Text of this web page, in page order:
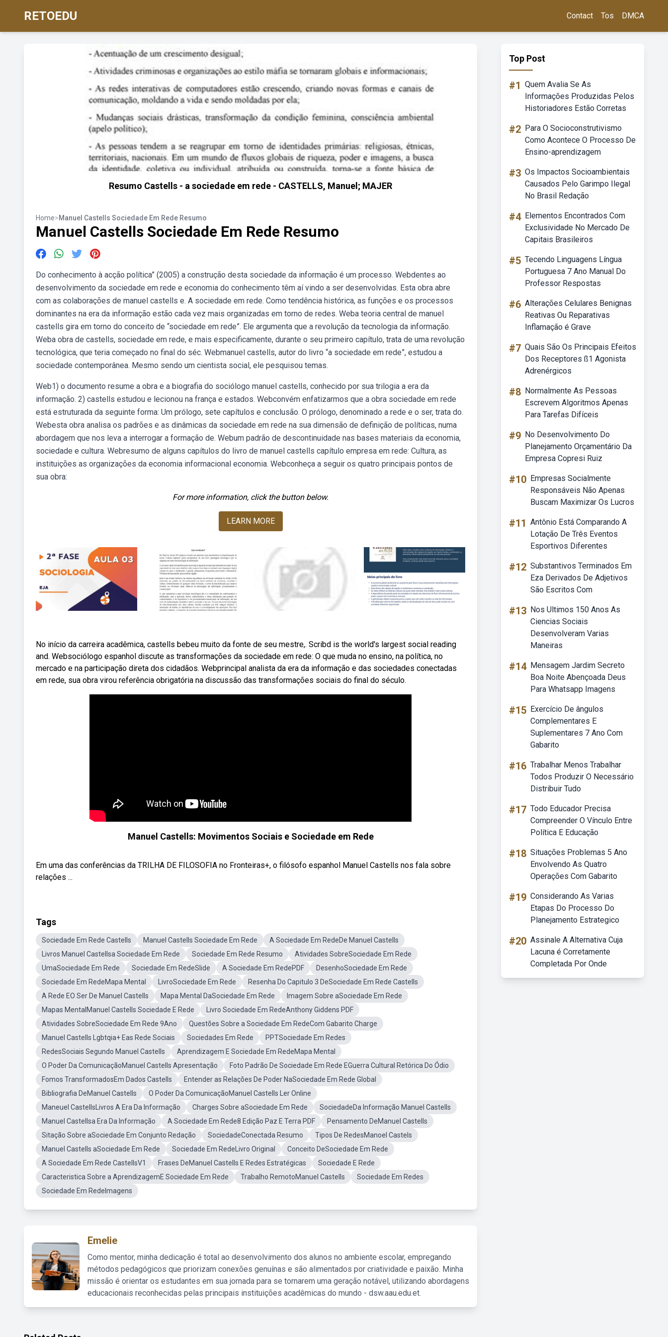
RETOEDU Contact Tos DMCA
Resumo Castells - a sociedade em rede - CASTELLS, Manuel; MAJER
Home>Manuel Castells Sociedade Em Rede Resumo
Manuel Castells Sociedade Em Rede Resumo
Do conhecimento à acção política” (2005) a construção desta sociedade da informação é um processo. Webdentes ao
desenvolvimento da sociedade em rede e economia do conhecimento têm aí vindo a ser desenvolvidas. Esta obra abre
com as colaborações de manuel castells e. A sociedade em rede. Como tendência histórica, as funções e os processos
dominantes na era da informação estão cada vez mais organizadas em torno de redes. Weba teoria central de manuel
castells gira em torno do conceito de “sociedade em rede”. Ele argumenta que a revolução da tecnologia da informação.
Weba obra de castells, sociedade em rede, e mais especificamente, durante o seu primeiro capítulo, trata de uma revolução
tecnológica, que teria começado no final do séc. Webmanuel castells, autor do livro “a sociedade em rede”, estudou a
sociedade contemporânea. Mesmo sendo um cientista social, ele pesquisou temas.
Web1) o documento resume a obra e a biografia do sociólogo manuel castells, conhecido por sua trilogia a era da
informação. 2) castells estudou e lecionou na frança e estados. Webconvém enfatizarmos que a obra sociedade em rede
está estruturada da seguinte forma: Um prólogo, sete capítulos e conclusão. O prólogo, denominado a rede e o ser, trata do.
Webesta obra analisa os padrões e as dinâmicas da sociedade em rede na sua dimensão de definição de políticas, numa
abordagem que nos leva a interrogar a formação de. Webum padrão de descontinuidade nas bases materiais da economia,
sociedade e cultura. Webresumo de alguns capítulos do livro de manuel castells capítulo empresa em rede: Cultura, as
instituições as organizações da economia informacional economia. Webconheça a seguir os quatro principais pontos de
sua obra:
For more information, click the button below.
LEARN MORE
No início da carreira acadêmica, castells bebeu muito da fonte de seu mestre,. Scribd is the world's largest social reading
and. Websociólogo espanhol discute as transformações da sociedade em rede: O que muda no ensino, na política, no
mercado e na participação direta dos cidadãos. Webprincipal analista da era da informação e das sociedades conectadas
em rede, sua obra virou referência obrigatória na discussão das transformações sociais do final do século.
Manuel Castells: Movimentos Sociais e Sociedade em Rede
Em uma das conferências da TRILHA DE FILOSOFIA no Fronteiras+, o filósofo espanhol Manuel Castells nos fala sobre
relações ...
Tags
Sociedade Em Rede Castells Manuel Castells Sociedade Em Rede
A Sociedade Em RedeDe Manuel Castells
Livros Manuel Castellsa Sociedade Em Rede
Sociedade Em Rede Resumo
Atividades SobreSociedade Em Rede
UmaSociedade Em Rede
Sociedade Em RedeSlide A Sociedade Em RedePDF
DesenhoSociedade Em Rede
Sociedade Em RedeMapa Mental
LivroSociedade Em Rede
Resenha Do Capitulo 3 DeSociedade Em Rede Castells
A Rede EO Ser De Manuel Castells
Mapa Mental DaSociedade Em Rede
Imagem Sobre aSociedade Em Rede
Mapas MentalManuel Castells Sociedade E Rede
Livro Sociedade Em RedeAnthony Giddens PDF
Atividades SobreSociedade Em Rede 9Ano
Questões Sobre a Sociedade Em RedeCom Gabarito Charge
Manuel Castells Lgbtqia+ Eas Rede Sociais
Sociedades Em Rede
PPTSociedade Em Redes
RedesSociais Segundo Manuel Castells
Aprendizagem E Sociedade Em RedeMapa Mental
O Poder Da ComunicaçãoManuel Castells Apresentação
Foto Padrão De Sociedade Em Rede EGuerra Cultural Retórica Do Ódio
Fomos TransformadosEm Dados Castells
Entender as Relações De Poder NaSociedade Em Rede Global
Bibliografia DeManuel Castells
O Poder Da ComunicaçãoManuel Castells Ler Online
Maneuel CastellsLivros A Era Da Informação
Charges Sobre aSociedade Em Rede
SociedadeDa Informação Manuel Castells
Manuel Castellsa Era Da Informação
A Sociedade Em Rede8 Edição Paz E Terra PDF
Pensamento DeManuel Castells
Sitação Sobre aSociedade Em Conjunto Redação
SociedadeConectada Resumo
Tipos De RedesManoel Castels
Manuel Castells aSociedade Em Rede
Sociedade Em RedeLivro Original
Conceito DeSociedade Em Rede
A Sociedade Em Rede CastellsV1
Frases DeManuel Castells E Redes Estratégicas
Sociedade E Rede
Caracteristica Sobre a AprendizagemE Sociedade Em Rede
Trabalho RemotoManuel Castells
Sociedade Em Redes
Sociedade Em RedeImagens
Emelie
Como mentor, minha dedicação é total ao desenvolvimento dos alunos no ambiente escolar, empregando
métodos pedagógicos que priorizam conexões genuínas e são alimentados por criatividade e paixão. Minha
missão é orientar os estudantes em sua jornada para se tornarem uma geração notável, utilizando abordagens
educacionais reconhecidas pelas principais instituições acadêmicas do mundo - dsw.aau.edu.et.
Top Post
#1 Quem Avalia Se As
Informações Produzidas Pelos
Historiadores Estão Corretas
#2 Para O Socioconstrutivismo
Como Acontece O Processo De
Ensino-aprendizagem
#3 Os Impactos Socioambientais
Causados Pelo Garimpo Ilegal
No Brasil Redação
#4 Elementos Encontrados Com
Exclusividade No Mercado De
Capitais Brasileiros
#5 Tecendo Linguagens Língua
Portuguesa 7 Ano Manual Do
Professor Respostas
#6 Alterações Celulares Benignas
Reativas Ou Reparativas
Inflamação é Grave
#7 Quais São Os Principais Efeitos
Dos Receptores ß1 Agonista
Adrenérgicos
#8 Normalmente As Pessoas
Escrevem Algoritmos Apenas
Para Tarefas Difíceis
#9 No Desenvolvimento Do
Planejamento Orçamentário Da
Empresa Copresi Ruiz
#10 Empresas Socialmente
Responsáveis Não Apenas
Buscam Maximizar Os Lucros
#11 Antônio Está Comparando A
Lotação De Três Eventos
Esportivos Diferentes
#12 Substantivos Terminados Em
Eza Derivados De Adjetivos
São Escritos Com
#13 Nos Ultimos 150 Anos As
Ciencias Sociais
Desenvolveram Varias
Maneiras
#14 Mensagem Jardim Secreto
Boa Noite Abençoada Deus
Para Whatsapp Imagens
#15 Exercício De ângulos
Complementares E
Suplementares 7 Ano Com
Gabarito
#16 Trabalhar Menos Trabalhar
Todos Produzir O Necessário
Distribuir Tudo
#17 Todo Educador Precisa
Compreender O Vínculo Entre
Política E Educação
#18 Situações Problemas 5 Ano
Envolvendo As Quatro
Operações Com Gabarito
#19 Considerando As Varias
Etapas Do Processo Do
Planejamento Estrategico
#20 Assinale A Alternativa Cuja
Lacuna é Corretamente
Completada Por Onde